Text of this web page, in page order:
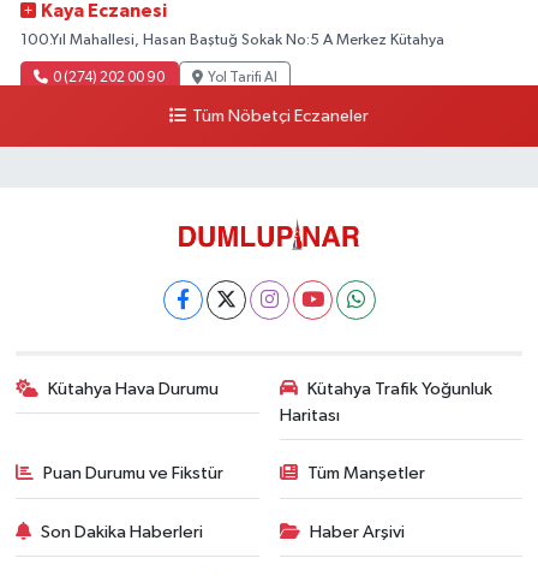
Kaya Eczanesi
100.Yıl Mahallesi, Hasan Baştuğ Sokak No:5 A Merkez Kütahya
0 (274) 202 00 90 Yol Tarifi Al
Tüm Nöbetçi Eczaneler
Kütahya Hava Durumu
Kütahya Trafik Yoğunluk
Haritası
Puan Durumu ve Fikstür Tüm Manşetler
Son Dakika Haberleri Haber Arşivi